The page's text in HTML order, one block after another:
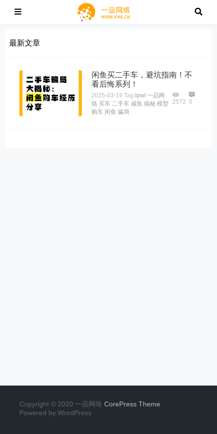
最新文章
闲鱼买二手车，避坑指南！不
看后悔系列！
2025-03-19 Tag:ipwl 一品网
络 买车 二手车 咸鱼 揭秘 模型
购车 闲鱼 骗局
2572 0
Copyright © 2020 一品网络 CorePress Theme
Powered by WordPress